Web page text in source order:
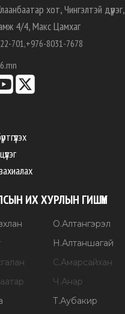
хот, Чингэлтэй дүүрэг,
4/4, Макс Цамхаг
701,+976-8031-7678
ИХ ХУРЛЫН ГИШҮҮН
О.Алтангэрэл
Н.Алтаншагай
С.Амарсайхан
Ч.Анар
Т.Аубакир